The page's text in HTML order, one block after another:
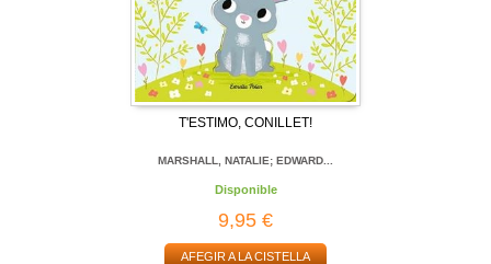
T'ESTIMO, CONILLET!
MARSHALL, NATALIE; EDWARD...
Disponible
9,95 €
AFEGIR A LA CISTELLA